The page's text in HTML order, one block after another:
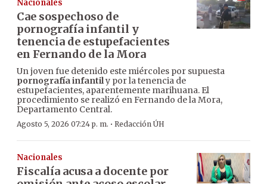
Nacionales
Cae sospechoso de
pornografía infantil y
tenencia de estupefacientes
en Fernando de la Mora
Un joven fue detenido este miércoles por supuesta
pornografía infantily por la tenencia de
estupefacientes, aparentemente marihuana. El
procedimiento se realizó en Fernando de la Mora,
Departamento Central.
Agosto 5, 2026 07:24 p. m. · Redacción ÚH
Nacionales
Fiscalía acusa a docente por